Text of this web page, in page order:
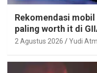
Rekomendasi
paling worth it di
2 Agustus 2026 Yudi